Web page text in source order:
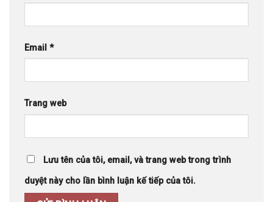
Email *
Trang web
Lưu tên của tôi, email, và trang web trong trình
duyệt này cho lần bình luận kế tiếp của tôi.